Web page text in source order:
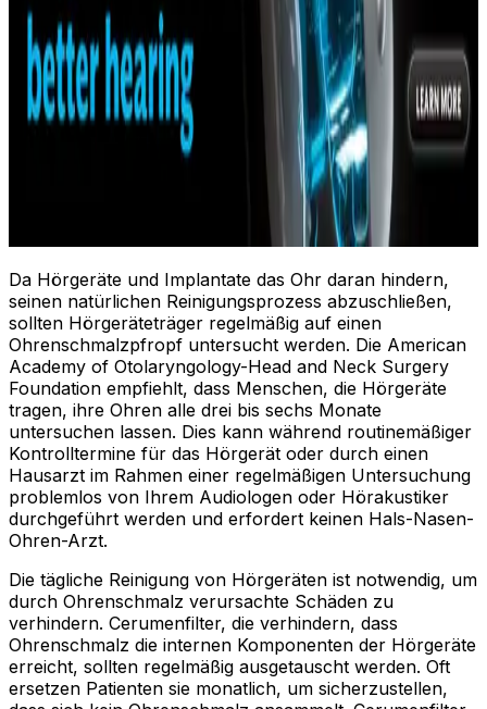
Da Hörgeräte und Implantate das Ohr daran hindern,
seinen natürlichen Reinigungsprozess abzuschließen,
sollten Hörgeräteträger regelmäßig auf einen
Ohrenschmalzpfropf untersucht werden. Die American
Academy of Otolaryngology-Head and Neck Surgery
Foundation empfiehlt, dass Menschen, die Hörgeräte
tragen, ihre Ohren alle drei bis sechs Monate
untersuchen lassen. Dies kann während routinemäßiger
Kontrolltermine für das Hörgerät oder durch einen
Hausarzt im Rahmen einer regelmäßigen Untersuchung
problemlos von Ihrem Audiologen oder Hörakustiker
durchgeführt werden und erfordert keinen Hals-Nasen-
Ohren-Arzt.
Die tägliche Reinigung von Hörgeräten ist notwendig, um
durch Ohrenschmalz verursachte Schäden zu
verhindern. Cerumenfilter, die verhindern, dass
Ohrenschmalz die internen Komponenten der Hörgeräte
erreicht, sollten regelmäßig ausgetauscht werden. Oft
ersetzen Patienten sie monatlich, um sicherzustellen,